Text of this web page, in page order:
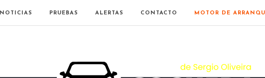
NOTICIAS PRUEBAS ALERTAS CONTACTO MOTOR DE